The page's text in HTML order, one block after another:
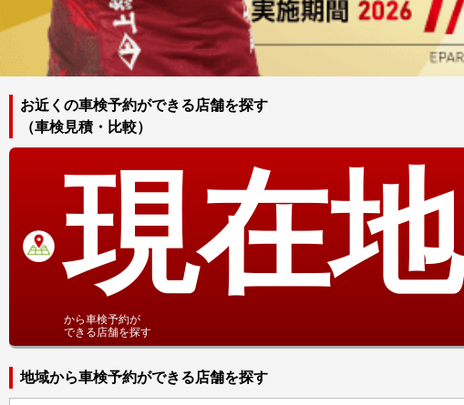
お近くの車検予約ができる店舗を探す
（車検見積・比較）
現在地
から車検予約が
できる店舗を探す
地域から車検予約ができる店舗を探す